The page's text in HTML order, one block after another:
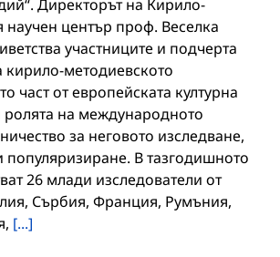
Директорът на Кирило-
научен център проф. Веселка
участниците и подчерта
кирило-методиевското
част от европейската културна
ролята на международното
за неговото изследване,
популяризиране. В тазгодишното
26 млади изследователи от
Сърбия, Франция, Румъния,
[...]